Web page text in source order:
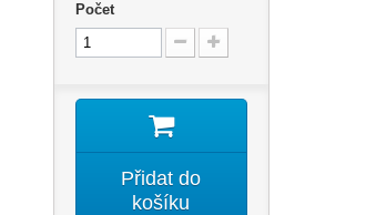
Počet
Přidat do
košíku